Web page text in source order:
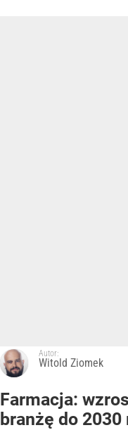
Autor:
Witold Ziomek
Farmacja:
branżę do 2030